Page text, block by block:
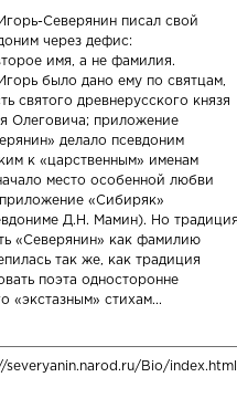
произведения
Северянин писал свой
через дефис:
имя, а не фамилия.
было дано ему по святцам,
святого древнерусского князя
Олеговича; приложение
делало псевдоним
к «царственным» именам
место особенной любви
«Сибиряк»
Д.Н. Мамин). Но традиция
«Северянин» как фамилию
так же, как традиция
поэта односторонне
«экстазным» стихам...
severyanin.narod.ru/Bio/index.html